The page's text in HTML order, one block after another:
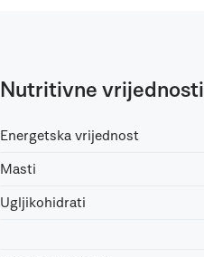
Nutritivne vrijednosti
Energetska vrijednost
Masti
Ugljikohidrati